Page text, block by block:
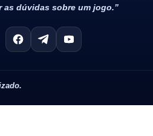
as dúvidas sobre um jogo.”